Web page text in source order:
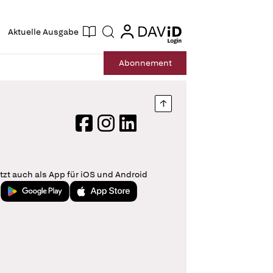
Aktuelle Ausgabe Suche login
login
Abonnement
Nach oben springen
FacebookInstagram
LinkedIn
auch als App für iOS und Android
Jetzt bei Google PlayLaden im App Store